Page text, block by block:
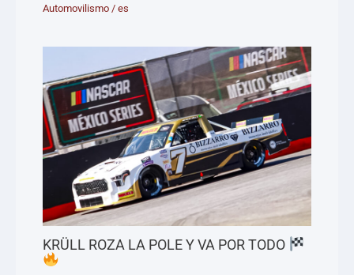
Automovilismo /es
KRÜLL ROZA LA POLE Y VA POR TODO